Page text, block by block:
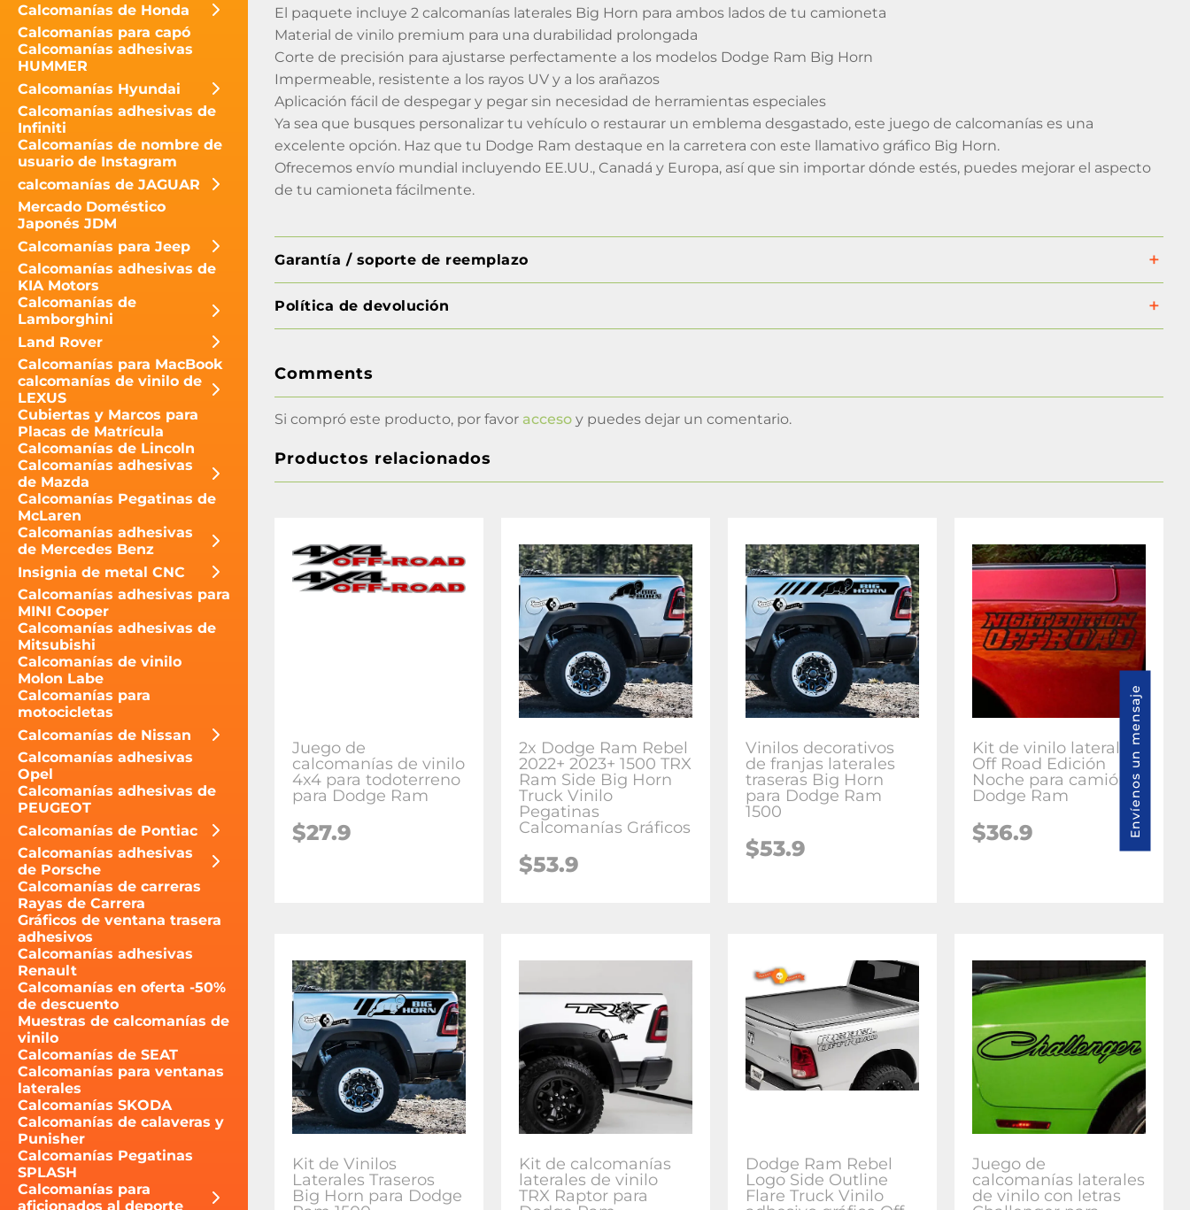
Calcomanías de Honda
Calcomanías para capó
Calcomanías adhesivas
HUMMER
Calcomanías Hyundai
Calcomanías adhesivas de
Infiniti
Calcomanías de nombre de
usuario de Instagram
calcomanías de JAGUAR
Mercado Doméstico
Japonés JDM
Calcomanías para Jeep
Calcomanías adhesivas de
KIA Motors
Calcomanías de
Lamborghini
Land Rover
Calcomanías para MacBook
calcomanías de vinilo de
LEXUS
Cubiertas y Marcos para
Placas de Matrícula
Calcomanías de Lincoln
Calcomanías adhesivas
de Mazda
Calcomanías Pegatinas de
McLaren
Calcomanías adhesivas
de Mercedes Benz
Insignia de metal CNC
Calcomanías adhesivas para
MINI Cooper
Calcomanías adhesivas de
Mitsubishi
Calcomanías de vinilo
Molon Labe
Calcomanías para
motocicletas
Calcomanías de Nissan
Calcomanías adhesivas
Opel
Calcomanías adhesivas de
PEUGEOT
Calcomanías de Pontiac
Calcomanías adhesivas
de Porsche
Calcomanías de carreras
Rayas de Carrera
Gráficos de ventana trasera
adhesivos
Calcomanías adhesivas
Renault
Calcomanías en oferta -50%
de descuento
Muestras de calcomanías de
vinilo
Calcomanías de SEAT
Calcomanías para ventanas
laterales
Calcomanías SKODA
Calcomanías de calaveras y
Punisher
Calcomanías Pegatinas
SPLASH
Calcomanías para
aficionados al deporte
El paquete incluye 2 calcomanías laterales Big Horn para ambos lados de tu camioneta
Material de vinilo premium para una durabilidad prolongada
Corte de precisión para ajustarse perfectamente a los modelos Dodge Ram Big Horn
Impermeable, resistente a los rayos UV y a los arañazos
Aplicación fácil de despegar y pegar sin necesidad de herramientas especiales
Ya sea que busques personalizar tu vehículo o restaurar un emblema desgastado, este juego de calcomanías es una
excelente opción. Haz que tu Dodge Ram destaque en la carretera con este llamativo gráfico Big Horn.
Ofrecemos envío mundial incluyendo EE.UU., Canadá y Europa, así que sin importar dónde estés, puedes mejorar el aspecto
de tu camioneta fácilmente.
Garantía / soporte de reemplazo
Política de devolución
Comments
Si compró este producto, por favor acceso y puedes dejar un comentario.
Productos relacionados
Juego de
calcomanías de vinilo
4x4 para todoterreno
para Dodge Ram
$27.9
2x Dodge Ram Rebel
2022+ 2023+ 1500 TRX
Ram Side Big Horn
Truck Vinilo
Pegatinas
Calcomanías Gráficos
$53.9
Vinilos decorativos
de franjas laterales
traseras Big Horn
para Dodge Ram
1500
$53.9
Kit de vinilo lateral
Off Road Edición
Noche para camión
Dodge Ram
$36.9
Kit de Vinilos
Laterales Traseros
Big Horn para Dodge
Kit de calcomanías
laterales de vinilo
TRX Raptor para
Dodge Ram Rebel
Logo Side Outline
Flare Truck Vinilo
Juego de
calcomanías laterales
de vinilo con letras
Envíenos un mensaje